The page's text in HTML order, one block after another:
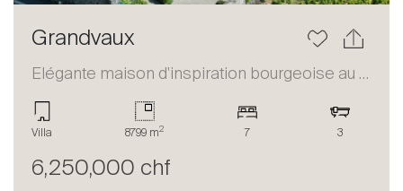
Grandvaux
Elégante maison d'inspiration bourgeoise au coeur du Lavaux
Villa 8799 m2 7 3
6,250,000 chf